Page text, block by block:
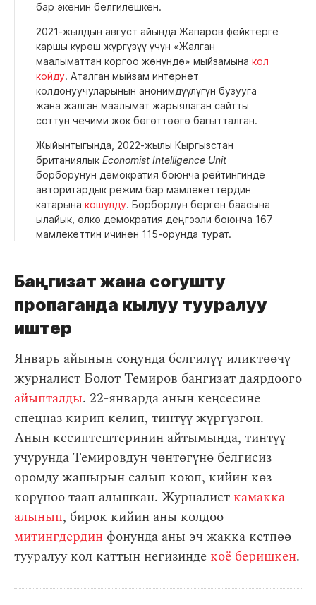
бар экенин белгилешкен.
2021-жылдын август айында Жапаров фейктерге
каршы күрөш жүргүзүү үчүн «Жалган
маалыматтан коргоо жөнүндө» мыйзамына кол
койду. Аталган мыйзам интернет
колдонуучуларынын анонимдүүлүгүн бузууга
жана жалган маалымат жарыялаган сайтты
соттун чечими жок бөгөттөөгө багытталган.
Жыйынтыгында, 2022-жылы Кыргызстан
британиялык Economist Intelligence Unit
борборунун демократия боюнча рейтингинде
авторитардык режим бар мамлекеттердин
катарына кошулду. Борбордун берген баасына
ылайык, өлкө демократия деңгээли боюнча 167
мамлекеттин ичинен 115-орунда турат.
Баңгизат жана согушту
пропаганда кылуу тууралуу
иштер
Январь айынын соңунда белгилүү иликтөөчү
журналист Болот Темиров баңгизат даярдоого
айыпталды. 22-январда анын кеңсесине
спецназ кирип келип, тинтүү жүргүзгөн.
Анын кесиптештеринин айтымында, тинтүү
учурунда Темировдун чөнтөгүнө белгисиз
оромду жашырын салып коюп, кийин көз
көрүнөө таап алышкан. Журналист камакка
алынып, бирок кийин аны колдоо
митингдердин фонунда аны эч жакка кетпөө
тууралуу кол каттын негизинде коё беришкен.